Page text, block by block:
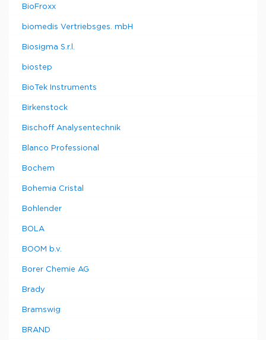
BioFroxx
biomedis Vertriebsges. mbH
Biosigma S.r.l.
biostep
BioTek Instruments
Birkenstock
Bischoff Analysentechnik
Blanco Professional
Bochem
Bohemia Cristal
Bohlender
BOLA
BOOM b.v.
Borer Chemie AG
Brady
Bramswig
BRAND